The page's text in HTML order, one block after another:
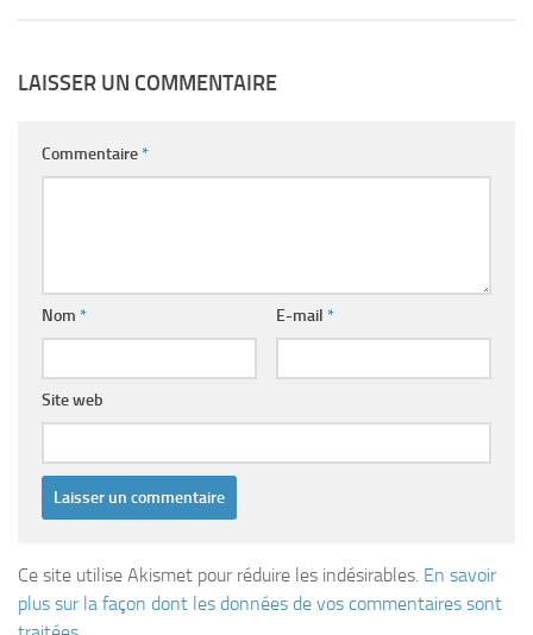
LAISSER UN COMMENTAIRE
Commentaire*
Nom * E-mail *
Site web
Ce site utilise Akismet pour réduire les indésirables. En savoir
plus sur la façon dont les données de vos commentaires sont